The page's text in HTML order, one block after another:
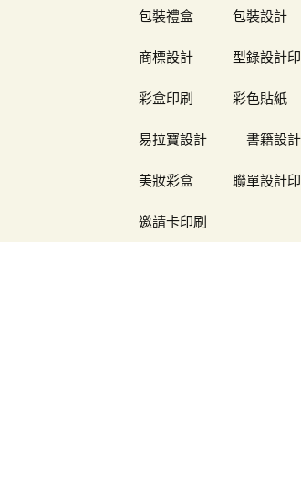
包裝禮盒 包裝設計
商標設計 型錄設計
彩盒印刷 彩色貼紙
易拉寶設計 書籍設
美妝彩盒 聯單設計
邀請卡印刷